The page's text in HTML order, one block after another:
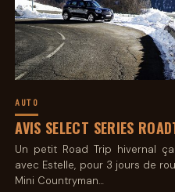
AUTO
AVIS SELECT SERIES
Un petit Road Trip hivernal
avec Estelle, pour 3 jours de
Mini Countryman…